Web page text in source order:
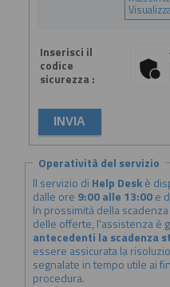
Inserisci il
codice
sicurezza :
Operatività del servizio
Il servizio di Help Deskè
dalle ore 9:00 alle 13:00e
In prossimità della
delle offerte, l'assistenza è
antecedenti la scadenza
essere assicurata la
segnalate in tempo utile ai
procedura.